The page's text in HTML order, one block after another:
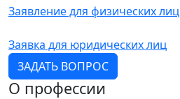
Заявление для физических лиц
Заявка для юридических лиц
ЗАДАТЬ ВОПРОС
О профессии